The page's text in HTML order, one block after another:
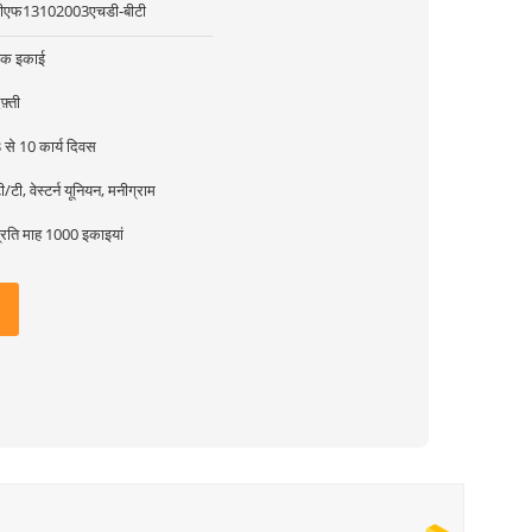
बीटी
इकाई
से 10 कार्य दिवस
टी, वेस्टर्न यूनियन, मनीग्राम
माह 1000 इकाइयां